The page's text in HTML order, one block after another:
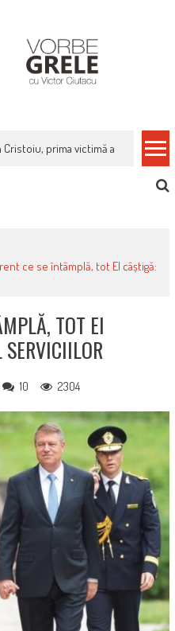
Cristoiu, prima victimă a noi
ce se întâmplă, tot EI câștigă:
TOT EI
10 2304